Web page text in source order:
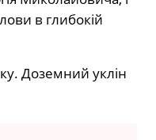
в глибокій
Доземний уклін